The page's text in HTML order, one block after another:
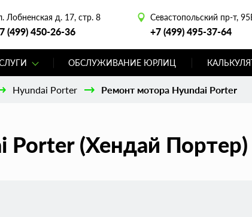
Лобненская д. 17, стр. 8
(499) 450-26-36
Севастопольский пр-т,
+7 (499) 495-37-64
ОБСЛУЖИВАНИЕ ЮРЛИЦ
Hyundai Porter Ремонт мотора Hyundai Porter
Porter (Хендай